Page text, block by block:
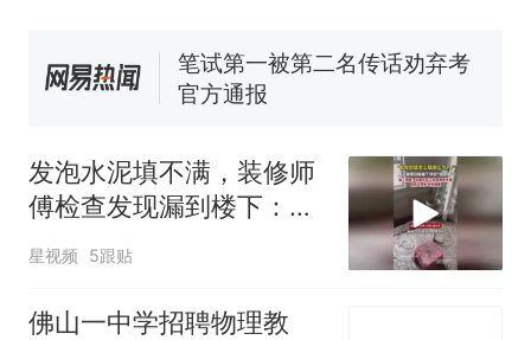
来源：参考消息）
笔试第一被第二名传话劝弃考
官方通报
试前13名均遭淘汰？教育局：
已叫停招聘，成立调查组全面
核查
台风"白海豚"中心附近最大风
力已达15级 最新研判
那个在床头放菜刀的女孩，
人生
发泡水泥填不满，装修师
傅检查发现漏到楼下：出
风口未延伸到外墙
星视频 5跟贴
佛山一中学招聘物理教